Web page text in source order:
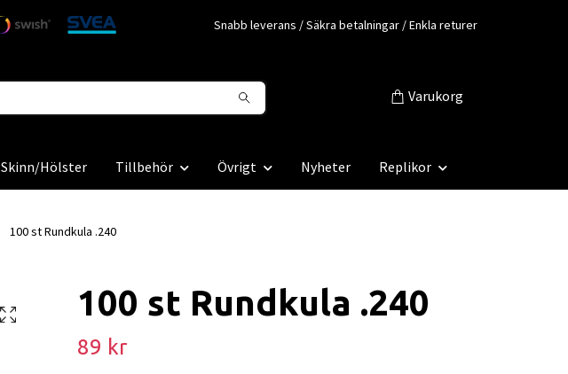
Snabb leverans / Säkra betalningar / Enkla returer
Varukorg
Skinn/Hölster Tillbehör Övrigt Nyheter Replikor
100 st Rundkula .240
100 st Rundkula .240
89 kr